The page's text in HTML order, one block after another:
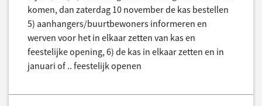
komen, dan zaterdag 10 november de kas bestellen
5) aanhangers/buurtbewoners informeren en
werven voor het in elkaar zetten van kas en
feestelijke opening, 6) de kas in elkaar zetten en in
januari of .. feestelijk openen